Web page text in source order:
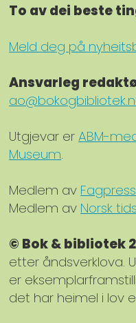
To av dei beste
Meld deg på
Ansvarleg
Utgjevar erABM-
Museum.
Medlem av
Medlem av Norsk
© Bok & bibliotek
etter åndsverklova.
er
det har heimel i lov